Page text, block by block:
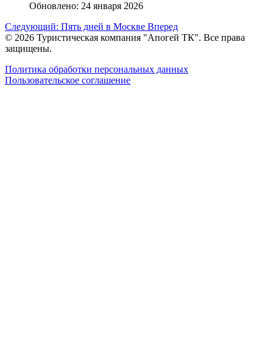
Обновлено: 24 января 2026
Следующий: Пять дней в Москве Вперед
© 2026 Туристическая компания "Апогей ТК". Все права
защищены.
Политика обработки персональных данных
Пользовательское соглашение